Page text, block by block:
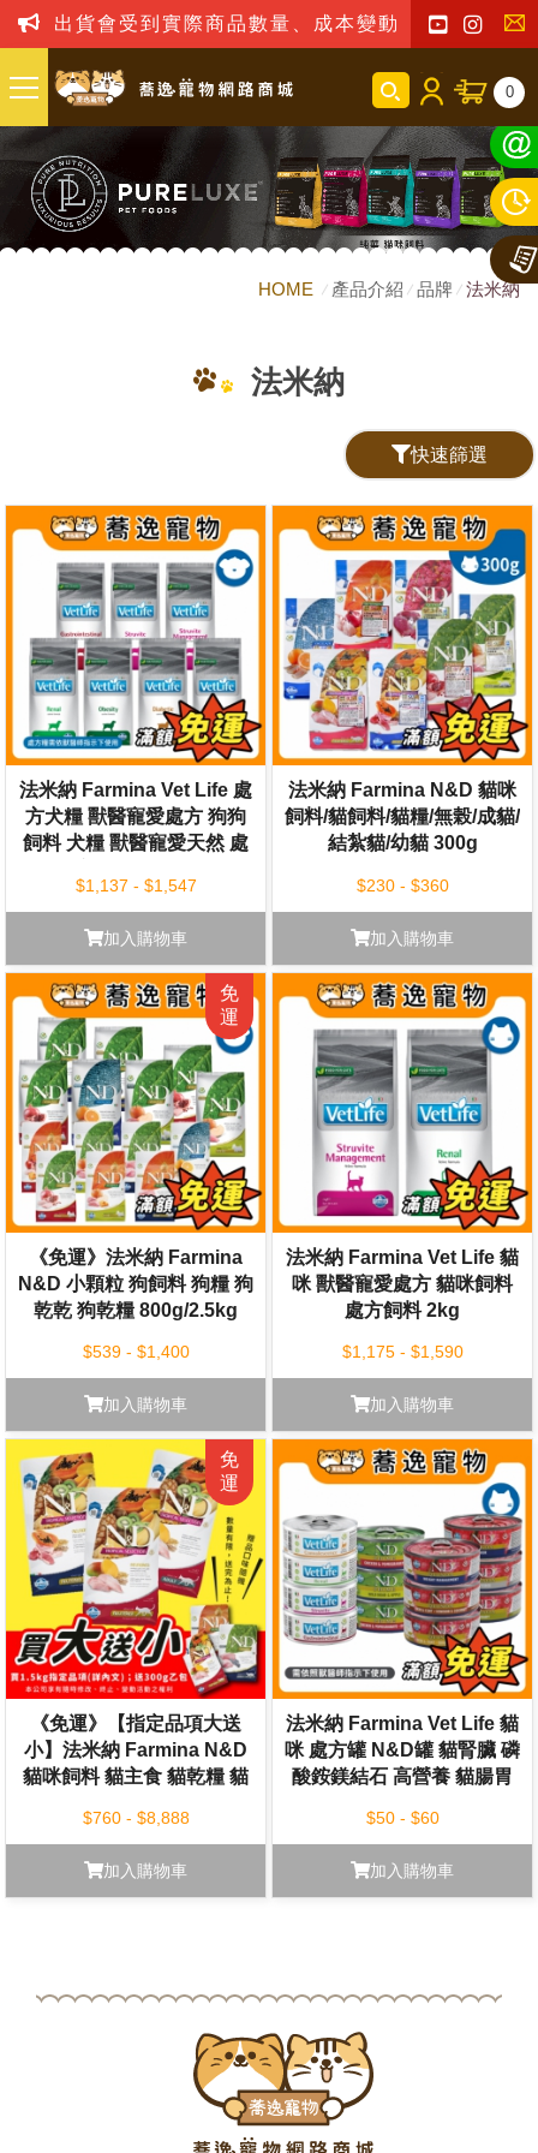
出貨會受到實際商品數量、成本變動之影響，我
聯
我
們
0
HOME 產品介紹 品牌 法米納
法米納
快速篩選
法米納 Farmina Vet Life 處
方犬糧 獸醫寵愛處方 狗狗
飼料 犬糧 獸醫寵愛天然 處
$1,137 - $1,547
加入購物車
法米納 Farmina N&D 貓咪
飼料/貓飼料/貓糧/無榖/成貓/
結紮貓/幼貓 300g
$230 - $360
加入購物車
《免運》法米納 Farmina
N&D 小顆粒 狗飼料 狗糧 狗
乾乾 狗乾糧 800g/2.5kg
$539 - $1,400
加入購物車
法米納 Farmina Vet Life 貓
咪 獸醫寵愛處方 貓咪飼料
處方飼料 2kg
$1,175 - $1,590
加入購物車
《免運》【指定品項大送
小】法米納 Farmina N&D
貓咪飼料 貓主食 貓乾糧 貓
$760 - $8,888
加入購物車
法米納 Farmina Vet Life 貓
咪 處方罐 N&D罐 貓腎臟 磷
酸銨鎂結石 高營養 貓腸胃
$50 - $60
加入購物車